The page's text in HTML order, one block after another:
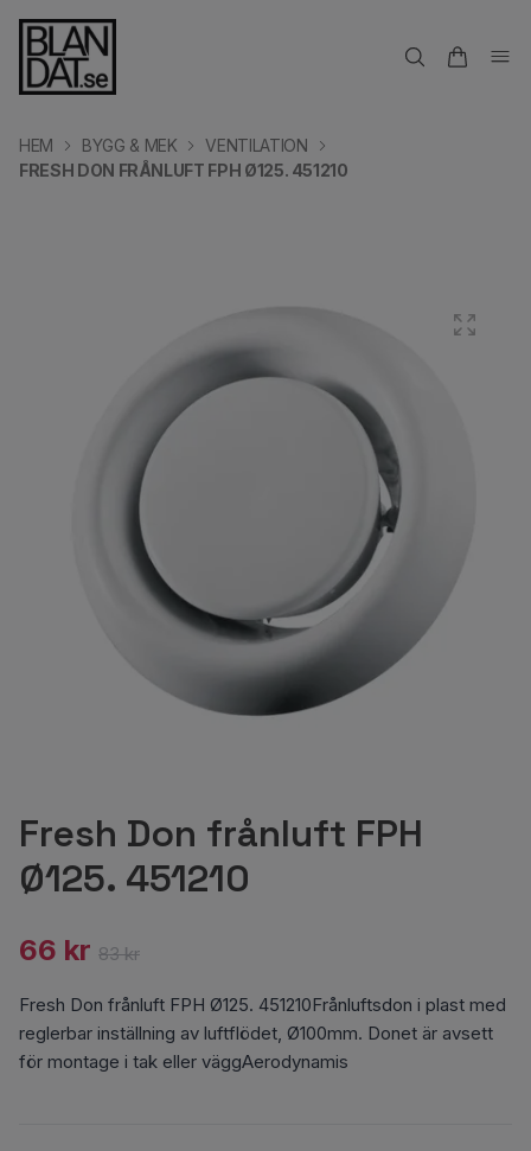
HEM BYGG & MEK
VENTILATION
FRESH DON FRÅNLUFT FPH Ø125. 451210
Fresh Don frånluft FPH
Ø125. 451210
66 kr 83 kr
Fresh Don frånluft FPH Ø125. 451210Frånluftsdon i plast med
reglerbar inställning av luftflödet, Ø100mm. Donet är avsett
för montage i tak eller väggAerodynamis